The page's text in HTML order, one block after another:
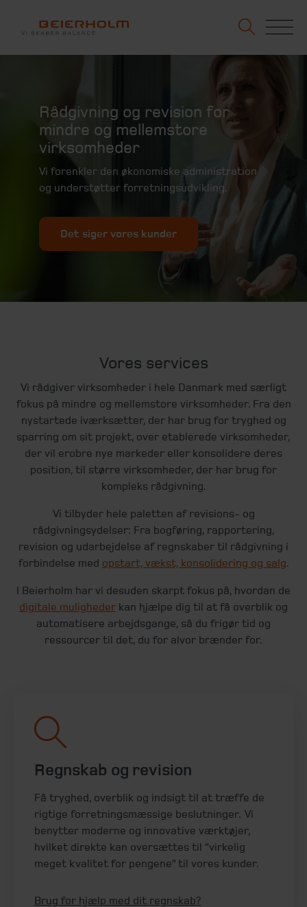
Rådgivning og revision for
mindre og mellemstore
virksomheder
Vi forenkler den økonomiske administration
og understøtter forretningsudvikling.
Det siger vores kunder
Vores services
Vi rådgiver virksomheder i hele Danmark med særligt
fokus på mindre og mellemstore virksomheder. Fra den
nystartede iværksætter, der har brug for tryghed og
sparring om sit projekt, over etablerede virksomheder,
der vil erobre nye markeder eller konsolidere deres
position, til større virksomheder, der har brug for
kompleks rådgivning.
Vi tilbyder hele paletten af revisions- og
rådgivningsydelser: Fra bogføring, rapportering,
revision og udarbejdelse af regnskaber til rådgivning i
forbindelse med opstart, vækst, konsolidering og salg.
I Beierholm har vi desuden skarpt fokus på, hvordan de
digitale muligheder kan hjælpe dig til at få overblik og
automatisere arbejdsgange, så du frigør tid og
ressourcer til det, du for alvor brænder for.
Regnskab og revision
Få tryghed, overblik og indsigt til at træffe de
rigtige forretningsmæssige beslutninger. Vi
benytter moderne og innovative værktøjer,
hvilket direkte kan oversættes til ”virkelig
meget kvalitet for pengene” til vores kunder.
Brug for hjælp med dit regnskab?